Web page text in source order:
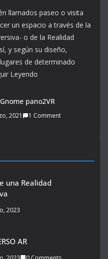
llamados paseo o visita
un espacio a través de la
o de la Realidad
y según su diseño,
de determinado
Leyendo
pano2VR
2021 1 Comment
una Realidad
2023
AR